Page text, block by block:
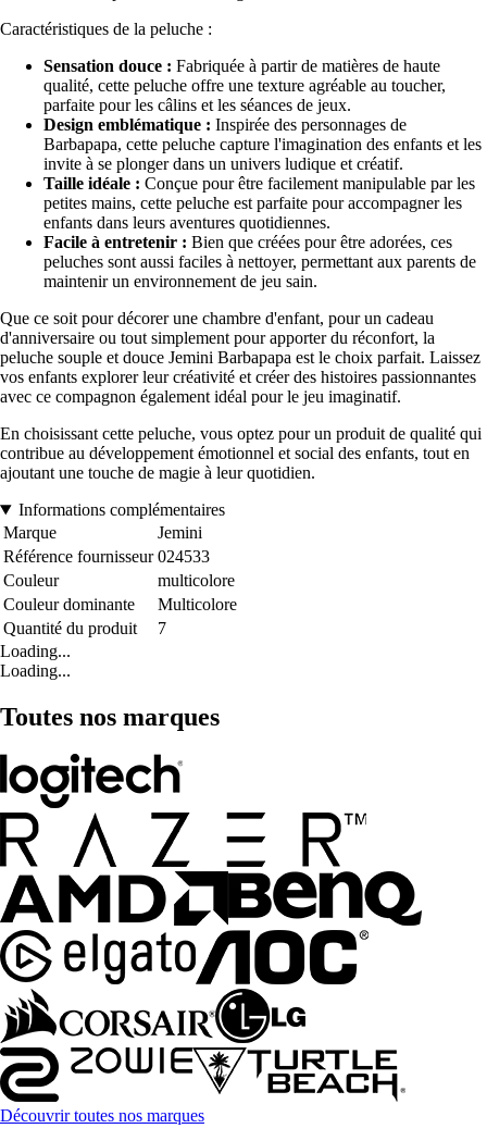
Caractéristiques de la peluche :
Sensation douce : Fabriquée à partir de matières de haute
qualité, cette peluche offre une texture agréable au toucher,
parfaite pour les câlins et les séances de jeux.
Design emblématique : Inspirée des personnages de
Barbapapa, cette peluche capture l'imagination des enfants et les
invite à se plonger dans un univers ludique et créatif.
Taille idéale : Conçue pour être facilement manipulable par les
petites mains, cette peluche est parfaite pour accompagner les
enfants dans leurs aventures quotidiennes.
Facile à entretenir : Bien que créées pour être adorées, ces
peluches sont aussi faciles à nettoyer, permettant aux parents de
maintenir un environnement de jeu sain.
Que ce soit pour décorer une chambre d'enfant, pour un cadeau
d'anniversaire ou tout simplement pour apporter du réconfort, la
peluche souple et douce Jemini Barbapapa est le choix parfait. Laissez
vos enfants explorer leur créativité et créer des histoires passionnantes
avec ce compagnon également idéal pour le jeu imaginatif.
En choisissant cette peluche, vous optez pour un produit de qualité qui
contribue au développement émotionnel et social des enfants, tout en
ajoutant une touche de magie à leur quotidien.
Informations complémentaires
Marque
Jemini
Référence fournisseur 024533
Couleur
multicolore
Couleur dominante
Multicolore
Quantité du produit
7
Loading...
Loading...
Toutes nos marques
Découvrir toutes nos marques